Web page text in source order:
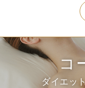
二の腕・ワキ集中ト
コ
ダイエッ